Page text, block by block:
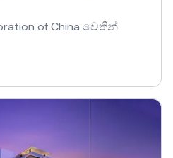
of China වෙතින්